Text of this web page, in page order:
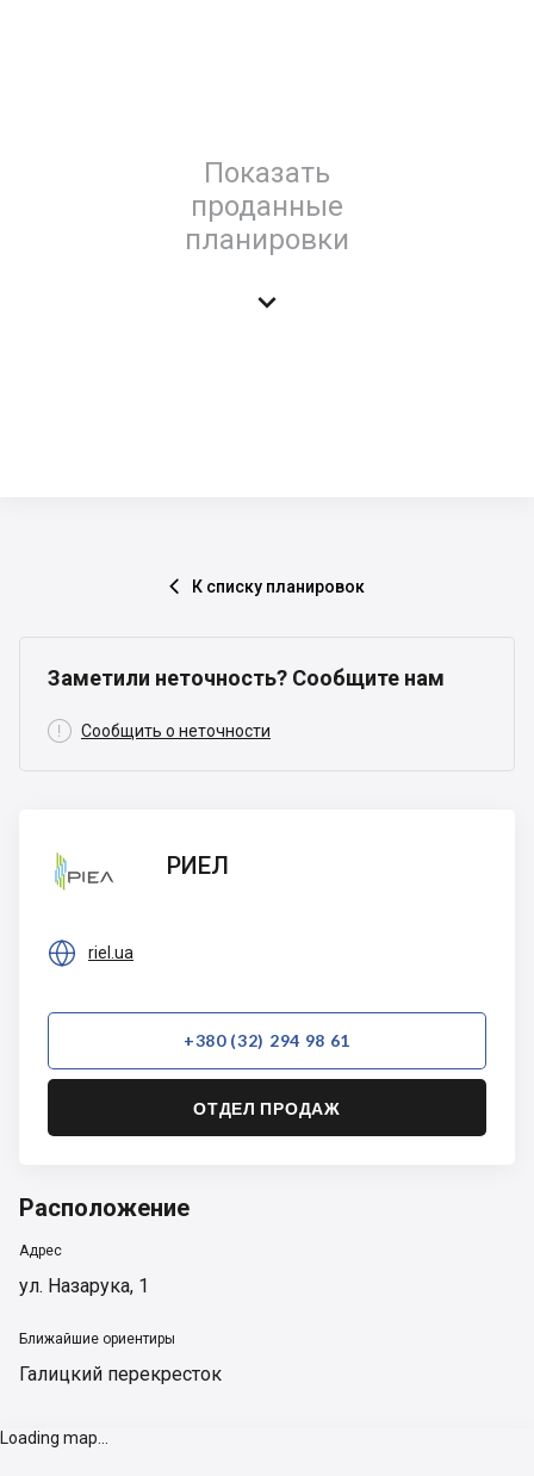
Показать
проданные
планировки

 К списку планировок
Заметили неточность? Сообщите нам
 Сообщить о неточности
РИЕЛ
РИЕЛ
 riel.ua
+380 (32) 294 98 61
ОТДЕЛ ПРОДАЖ
Расположение
Адрес
ул. Назарука, 1
Ближайшие ориентиры
Галицкий перекресток
Loading map...